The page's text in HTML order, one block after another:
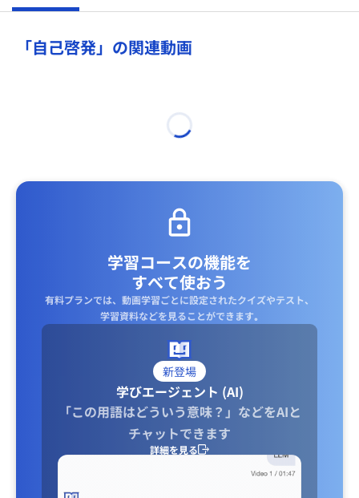
「自己啓発」の関連動画
学習コースの機能を
すべて使おう
有料プランでは、動画学習ごとに設定されたクイズやテスト、
学習資料などを見ることができます｡
新登場
学びエージェント (AI)
「この用語はどういう意味？」などをAIと
チャットできます
詳細を見る